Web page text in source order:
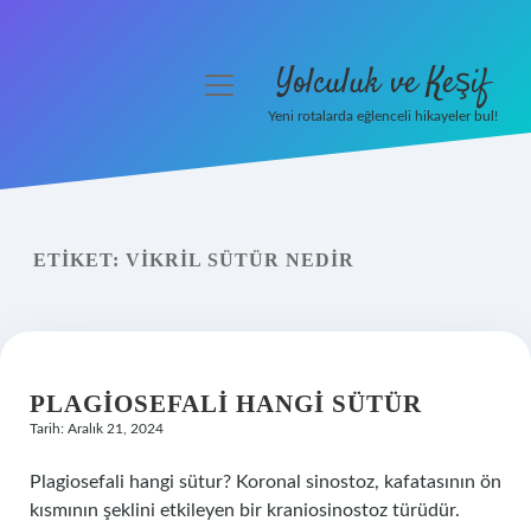
Yasal Uyarı
menüyü Yolculuk ve Keşif
Yeni rotalarda eğlenceli hikayeler bul!
ETIKET: VIKRIL SÜTÜR NEDIR
PLAGIOSEFALI HANGI SÜTÜR
Tarih: Aralık 21, 2024
Plagiosefali hangi sütur? Koronal sinostoz, kafatasının ön
kısmının şeklini etkileyen bir kraniosinostoz türüdür.